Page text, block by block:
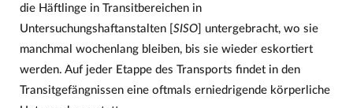
die Häftlinge in Transitbereichen in
Untersuchungshaftanstalten [SISO] untergebracht, wo sie
manchmal wochenlang bleiben, bis sie wieder eskortiert
werden. Auf jeder Etappe des Transports findet in den
Transitgefängnissen eine oftmals erniedrigende körperliche